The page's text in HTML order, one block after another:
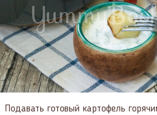
Подавать готовый картофель